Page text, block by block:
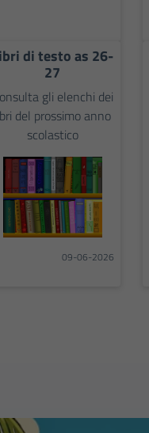
di testo as 26-
27
gli elenchi dei
del prossimo anno
scolastico
09-06-2026